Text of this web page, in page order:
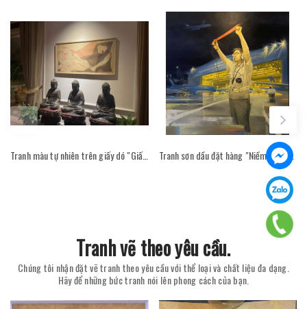
Tranh màu tự nhiên trên giấy dó "Giấc mơ trắng" - Hoạ sĩ Phan Cẩm Thượng trong không gian phòng khách Tranh sơn dầu đặt hàng "Niềm tin vững bước - Hoạ sỹ Cao Thục"
Tranh vẽ theo yêu cầu.
Chúng tôi nhận đặt vẽ tranh theo yêu cầu với thể loại và chất liệu đa dạng.
Hãy để những bức tranh nói lên phong cách của bạn.